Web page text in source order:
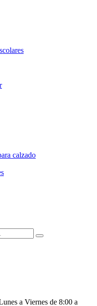
calzado
a Viernes de 8:00 a